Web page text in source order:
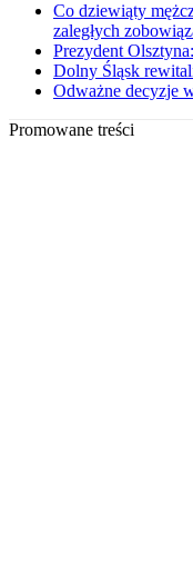
Co dziewiąty
zaległych
Prezydent
Dolny Śląsk
Odważne decyzje
Promowane treści